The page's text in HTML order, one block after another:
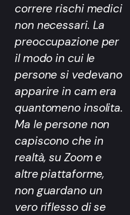
correre rischi medici
non necessari. La
preoccupazione per
il modo in cui le
persone si vedevano
apparire in cam era
quantomeno insolita.
Ma le persone non
capiscono che in
realtà, su Zoom e
altre piattaforme,
non guardano un
vero riflesso di se